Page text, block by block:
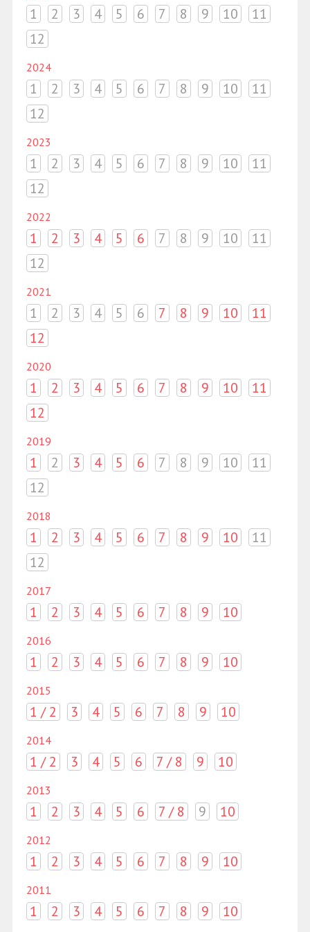
1 2 3 4 5 6 7 8 9 10
11
12
2024
1 2 3 4 5 6 7 8 9 10
11
12
2023
1 2 3 4 5 6 7 8 9 10
11
12
2022
1 2 3 4 5 6 7 8 9 10
11
12
2021
1 2 3 4 5 6 7 8 9 10
11
12
2020
1 2 3 4 5 6 7 8 9 10
11
12
2019
1 2 3 4 5 6 7 8 9 10
11
12
2018
1 2 3 4 5 6 7 8 9 10
11
12
2017
1 2 3 4 5 6 7 8 9 10
2016
1 2 3 4 5 6 7 8 9 10
2015
1 / 2 3 4 5 6 7 8 9 10
2014
1 / 2 3 4 5 6 7 / 8 9 10
2013
1 2 3 4 5 6 7 / 8 9 10
2012
1 2 3 4 5 6 7 8 9 10
2011
1 2 3 4 5 6 7 8 9 10